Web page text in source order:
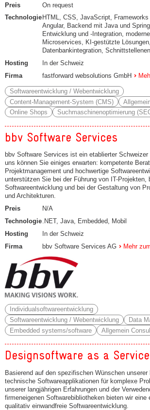
Preis
On request
Technologie HTML, CSS, JavaScript,
Angular, Backend mit Java und
Entwicklung und -Integration,
Microservices, KI-gestützte Lösungen,
Datenbankintegration,
Hosting
In der Schweiz
Firma
fastforward websolutions GmbH
Softwareentwicklung / Webentwicklung
Content-Management-System (CMS)
Online Shops
Suchmaschinenoptimierung
bbv Software Services
bbv Software Services ist ein etablierter Schweizer
uns können Sie einiges erwarten: kompetente
Projektmanagement und hochwertige
unterstützen Sie bei der Führung von IT-Projekten,
Softwareentwicklung und bei der Gestaltung von
und Architekturen.
Preis
N/A
Technologie.NET, Java, Embedded, Mobil
Hosting
In der Schweiz
Firma
bbv Software Services AG Mehr
Individualsoftwareentwicklung
Softwareentwicklung / Webentwicklung
Data
Embedded systems/software
Allgemein
Designsoftware as a Service
Basierend auf den spezifischen Wünschen
technische Softwareapplikationen für komplexe
unserer langjährigen Erfahrungen und der
firmeneigenen Softwarebibliotheken bieten wir eine
qualitativ einwandfreie Softwareentwicklung.